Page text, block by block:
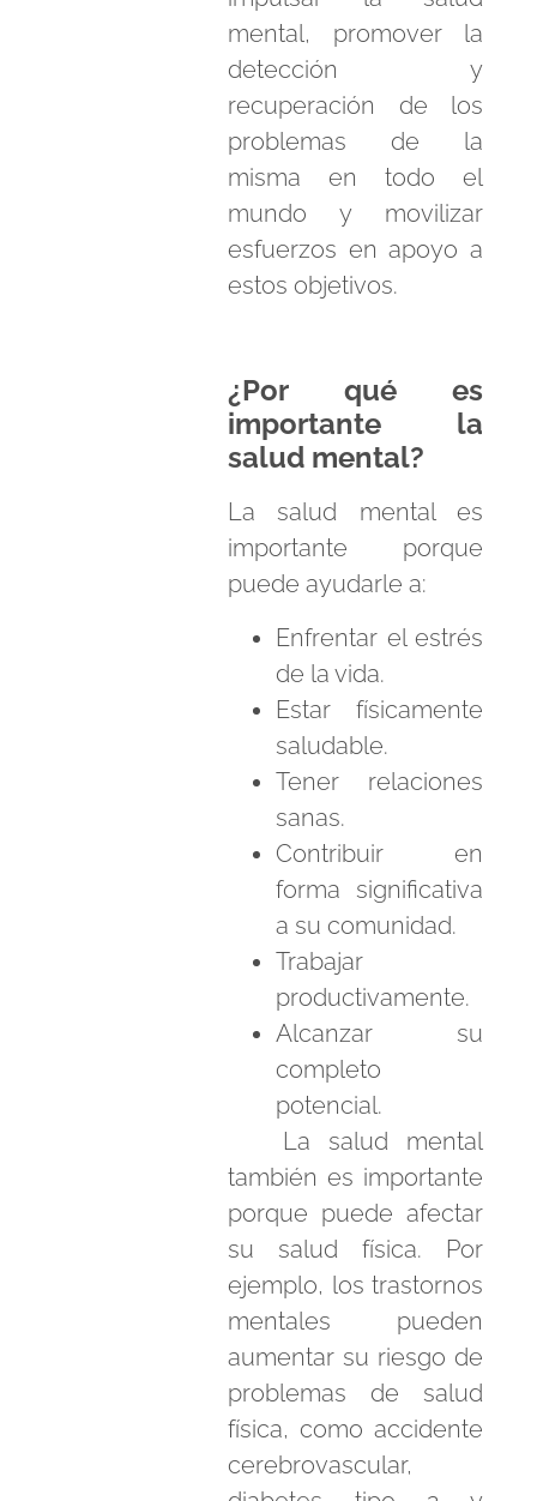
mental, promover la
detección y
recuperación de los
problemas de la
misma en todo el
mundo y movilizar
esfuerzos en apoyo a
estos objetivos.
¿Por qué es
importante la
salud mental?
La salud mental es
importante porque
puede ayudarle a:
Enfrentar el estrés
de la vida.
Estar físicamente
saludable.
Tener relaciones
sanas.
Contribuir en
forma significativa
a su comunidad.
Trabajar
productivamente.
Alcanzar su
completo
potencial.
La salud mental
también es importante
porque puede afectar
su salud física. Por
ejemplo, los trastornos
mentales pueden
aumentar su riesgo de
problemas de salud
física, como accidente
cerebrovascular,